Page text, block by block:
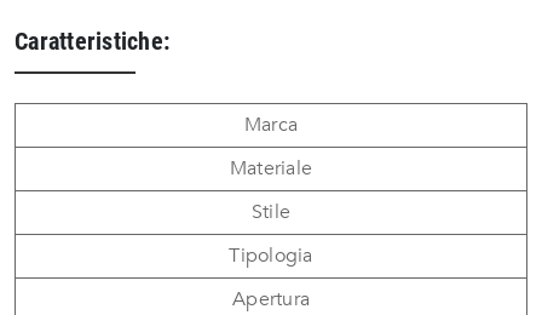
Caratteristiche:
Marca
Materiale
Stile
Tipologia
Apertura